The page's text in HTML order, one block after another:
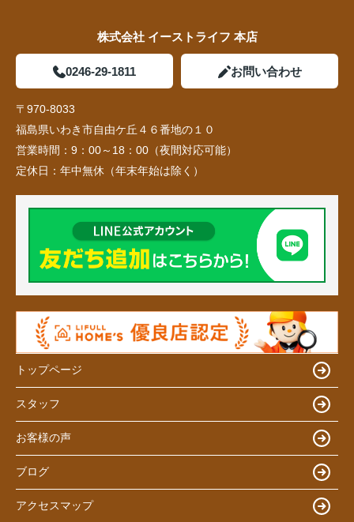
株式会社 イーストライフ 本店
0246-29-1811 お問い合わせ
〒970-8033
福島県いわき市自由ケ丘４６番地の１０
営業時間： 9：00～18：00（夜間対応可能）
定休日： 年中無休（年末年始は除く）
トップページ
スタッフ
お客様の声
ブログ
アクセスマップ